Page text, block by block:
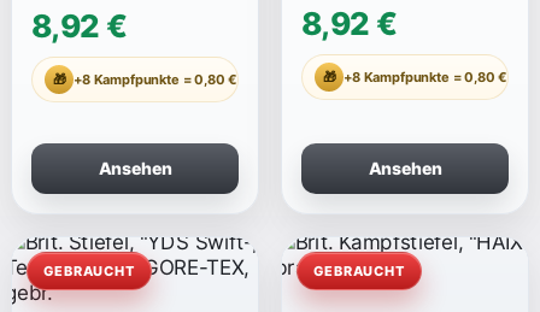
8,92 €
🎁 +8 Kampfpunkte = 0,80 €
Ansehen
8,92 €
🎁 +8 Kampfpunkte = 0,80 €
Ansehen
GEBRAUCHT GEBRAUCHT